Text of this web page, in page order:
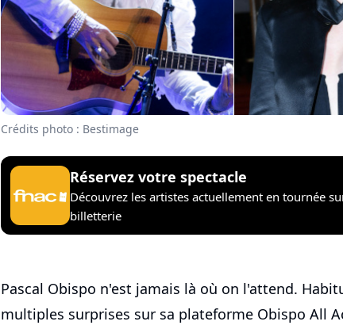
Crédits photo : Bestimage
Réservez votre spectacle
Découvrez les artistes actuellement en tournée
billetterie
Pascal Obispo n'est jamais là où on l'attend.
multiples surprises sur sa plateforme Obispo All